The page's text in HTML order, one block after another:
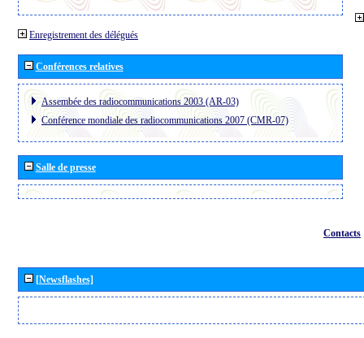
Enregistrement des délégués
Conférences relatives
Assembée des radiocommunications 2003 (AR-03)
Conférence mondiale des radiocommunications 2007 (CMR-07)
Salle de presse
Contacts
[Newsflashes]